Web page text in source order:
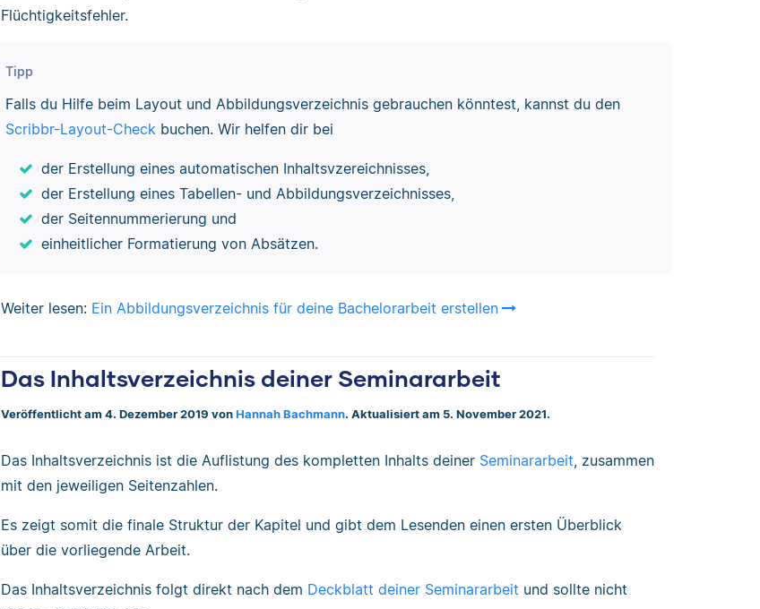
Flüchtigkeitsfehler.
Tipp
Falls du Hilfe beim Layout und Abbildungsverzeichnis gebrauchen könntest, kannst du den
Scribbr-Layout-Checkbuchen. Wir helfen dir bei
der Erstellung eines automatischen Inhaltsvzereichnisses,
der Erstellung eines Tabellen- und Abbildungsverzeichnisses,
der Seitennummerierung und
einheitlicher Formatierung von Absätzen.
Weiter lesen: Ein Abbildungsverzeichnis für deine Bachelorarbeit erstellen
Das Inhaltsverzeichnis deiner Seminararbeit
Veröffentlicht am 4. Dezember 2019 von Hannah Bachmann. Aktualisiert am 5. November 2021.
Das Inhaltsverzeichnis ist die Auflistung des kompletten Inhalts deiner Seminararbeit , zusammen
mit den jeweiligen Seitenzahlen.
Es zeigt somit die finale Struktur der Kapitel und gibt dem Lesenden einen ersten Überblick
über die vorliegende Arbeit.
Das Inhaltsverzeichnis folgt direkt nach dem Deckblatt deiner Seminararbeit und sollte nicht